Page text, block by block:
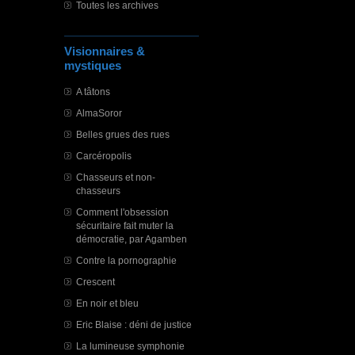
Toutes les archives
Visionnaires &
mystiques
A tâtons
AlmaSoror
Belles grues des rues
Carcéropolis
Chasseurs et non-
chasseurs
Comment l'obsession
sécuritaire fait muter la
démocratie, par Agamben
Contre la pornographie
Crescent
En noir et bleu
Eric Blaise : déni de justice
La lumineuse symphonie